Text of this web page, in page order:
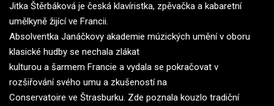
Jitka Štěrbáková je česká klavíristka, zpěvačka a kabaretní
umělkyně žijící ve Francii.
Absolventka Janáčkovy akademie múzických umění v oboru
klasické hudby se nechala zlákat
kulturou a šarmem Francie a vydala se pokračovat v
rozšiřování svého umu a zkušeností na
Conservatoire ve Štrasburku. Zde poznala kouzlo tradiční